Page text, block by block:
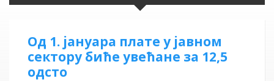
Од 1. јануара плате у јавном
сектору биће увећане за 12,5
одсто